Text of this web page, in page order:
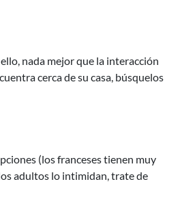
nada mejor que la interacción
cerca de su casa, búsquelos
(los franceses tienen muy
adultos lo intimidan, trate de